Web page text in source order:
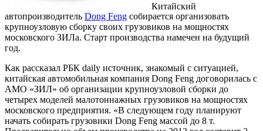
Китайский
автопроизводитель Dong Feng собирается организовать
крупноузловую сборку своих грузовиков на мощно­стях
московского ЗИЛа. Старт производства намечен на будущий
год.
Как рассказал РБК daily источник, знакомый с ситуацией,
китайская автомобильная компания Dong Feng договорилась с
АМО «ЗИЛ» об организации крупноузловой сборки до
четырех моделей малотоннажных грузовиков на мощностях
московского предприятия. «В следующем году планируют
начать собирать грузовики Dong Feng массой до 8 т.